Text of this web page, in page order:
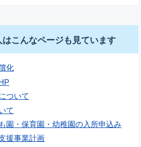
こんなページも見ています
化
ついて
て
園・保育園・幼稚園の入所申込み
援事業計画